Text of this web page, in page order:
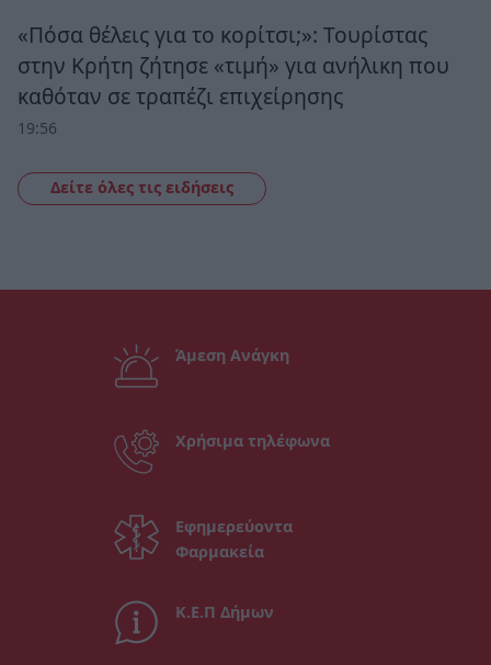
«Πόσα θέλεις για το κορίτσι;»: Τουρίστας
στην Κρήτη ζήτησε «τιμή» για ανήλικη που
καθόταν σε τραπέζι επιχείρησης
19:56
Δείτε όλες τις ειδήσεις
Άμεση Ανάγκη
Χρήσιμα τηλέφωνα
Εφημερεύοντα
Φαρμακεία
Κ.Ε.Π Δήμων